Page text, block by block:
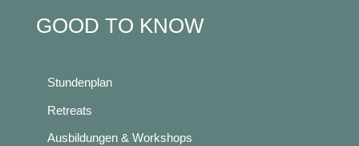
GOOD TO KNOW
Stundenplan
Retreats
Ausbildungen & Workshops